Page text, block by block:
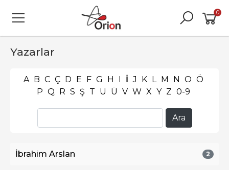
0
Yazarlar
A B C Ç D E F G H I İ J K L M N O Ö
P Q R S Ş T U Ü V W X Y Z 0-9
İbrahim Arslan 2